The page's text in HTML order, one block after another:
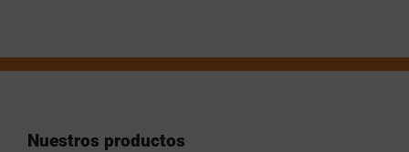
Nuestros productos